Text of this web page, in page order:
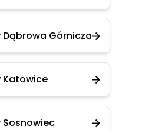
Górnicza
Katowice